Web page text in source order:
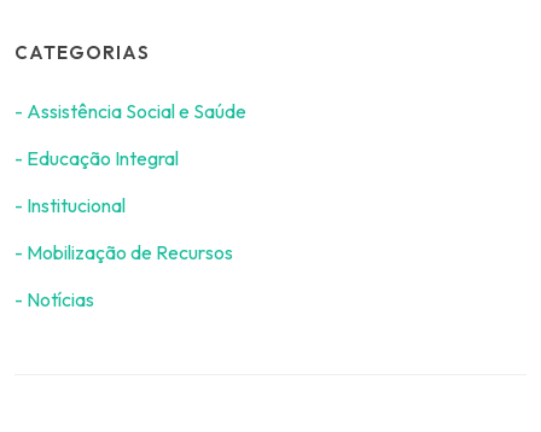
CATEGORIAS
- Assistência Social e Saúde
- Educação Integral
- Institucional
- Mobilização de Recursos
- Notícias